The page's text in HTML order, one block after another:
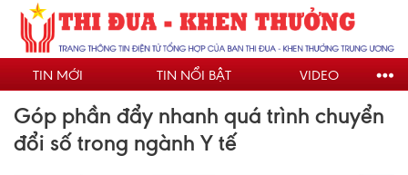
Nhảy
đến
nội
dungTIN MỚI TIN NỔI BẬT VIDEO
Góp phần đẩy nhanh quá trình chuyển
đổi số trong ngành Y tế